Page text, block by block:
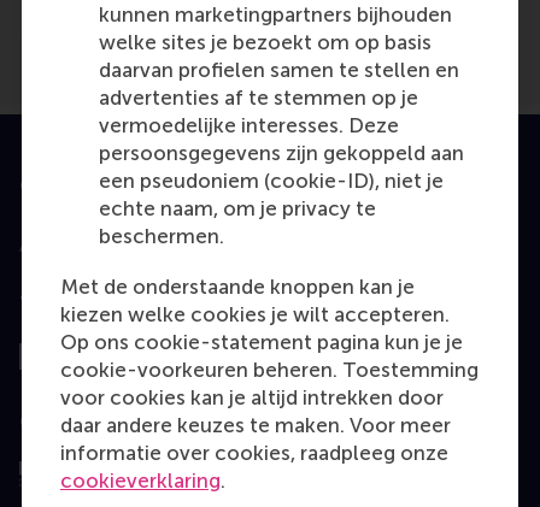
kunnen marketingpartners bijhouden
welke sites je bezoekt om op basis
daarvan profielen samen te stellen en
advertenties af te stemmen op je
vermoedelijke interesses. Deze
persoonsgegevens zijn gekoppeld aan
een pseudoniem (cookie-ID), niet je
echte naam, om je privacy te
beschermen.
Met de onderstaande knoppen kan je
kiezen welke cookies je wilt accepteren.
Op ons cookie-statement pagina kun je je
cookie-voorkeuren beheren. Toestemming
voor cookies kan je altijd intrekken door
daar andere keuzes te maken. Voor meer
informatie over cookies, raadpleeg onze
cookieverklaring.
Geaccrediteerd door
Top gerangschikt
Geëvalueerd door